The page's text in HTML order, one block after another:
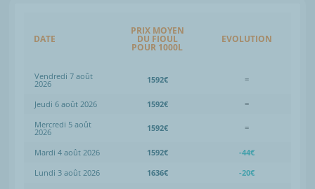
DATE
PRIX MOYEN
DU FIOUL
POUR 1000L
EVOLUTION
Vendredi 7 août
2026 1592€ =
Jeudi 6 août 2026 1592€
=
Mercredi 5 août
2026 1592€ =
Mardi 4 août 2026 1592€
-44€
Lundi 3 août 2026
1636€
-20€